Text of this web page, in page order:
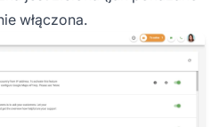
włączona.